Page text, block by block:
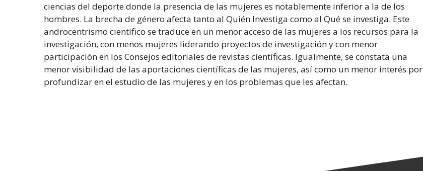
ciencias del deporte donde la presencia de las mujeres es notablemente inferior a la de los
hombres. La brecha de género afecta tanto al Quién Investiga como al Qué se investiga. Este
androcentrismo científico se traduce en un menor acceso de las mujeres a los recursos para la
investigación, con menos mujeres liderando proyectos de investigación y con menor
participación en los Consejos editoriales de revistas científicas. Igualmente, se constata una
menor visibilidad de las aportaciones científicas de las mujeres, así como un menor interés por
profundizar en el estudio de las mujeres y en los problemas que les afectan.